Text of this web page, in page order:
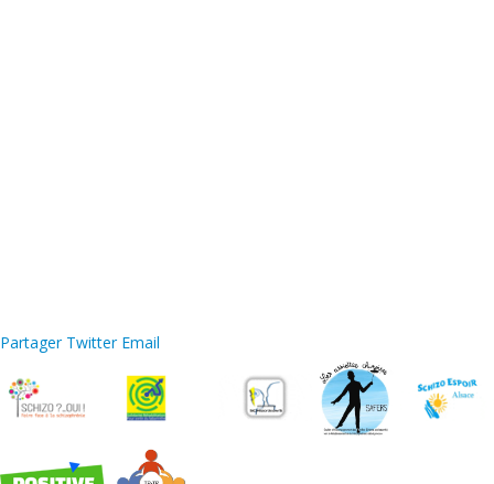
Partager Twitter Email